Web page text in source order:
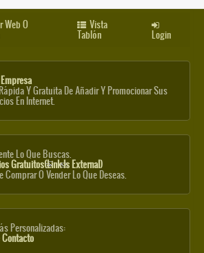
Web O Vista
Tablón Login
Y Gratuita De Añadir Y Promocionar Sus
En Internet.
Lo Que Buscas.
Gratuitos(link Is External)
Comprar O Vender Lo Que Deseas.
Personalizadas:
Contacto